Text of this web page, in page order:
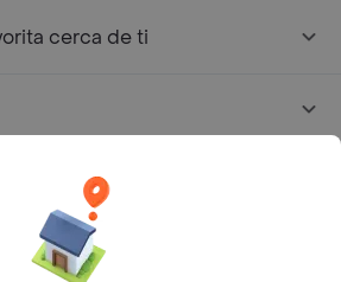
cerca de ti